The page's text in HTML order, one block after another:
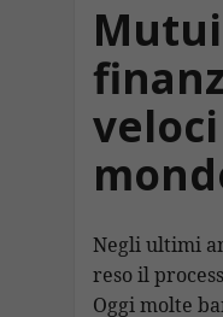
Negli ultimi
reso il
Oggi molte